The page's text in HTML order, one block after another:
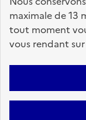
maximale de 13
tout moment
vous rendant
Plan du site
Données personnelles